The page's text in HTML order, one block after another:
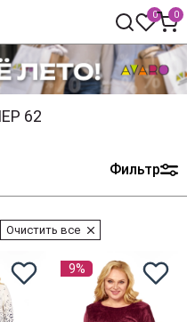
0 0
62
Фильтр
Очистить все
9%